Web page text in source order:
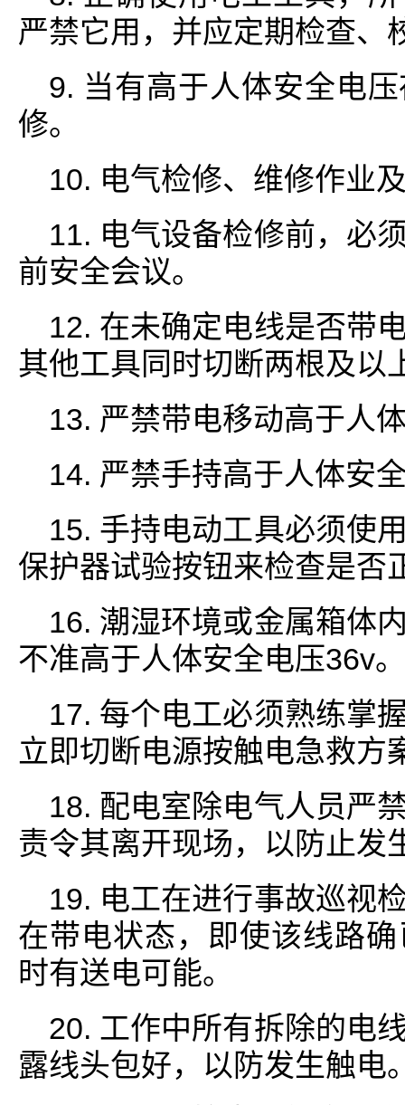
严禁它用，并应定期检查、
9. 当有高于人体安全电
修。
10. 电气检修、维修作业
11. 电气设备检修前，必
前安全会议。
12. 在未确定电线是否带
其他工具同时切断两根及以
13. 严禁带电移动高于人
14. 严禁手持高于人体安
15. 手持电动工具必须使
保护器试验按钮来检查是否
16. 潮湿环境或金属箱体
不准高于人体安全电压36v。
17. 每个电工必须熟练掌
立即切断电源按触电急救方
18. 配电室除电气人员严
责令其离开现场，以防止发
19. 电工在进行事故巡视
在带电状态，即使该线路
时有送电可能。
20. 工作中所有拆除的电
露线头包好，以防发生触电